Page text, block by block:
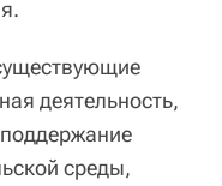
деятельность,
среды,